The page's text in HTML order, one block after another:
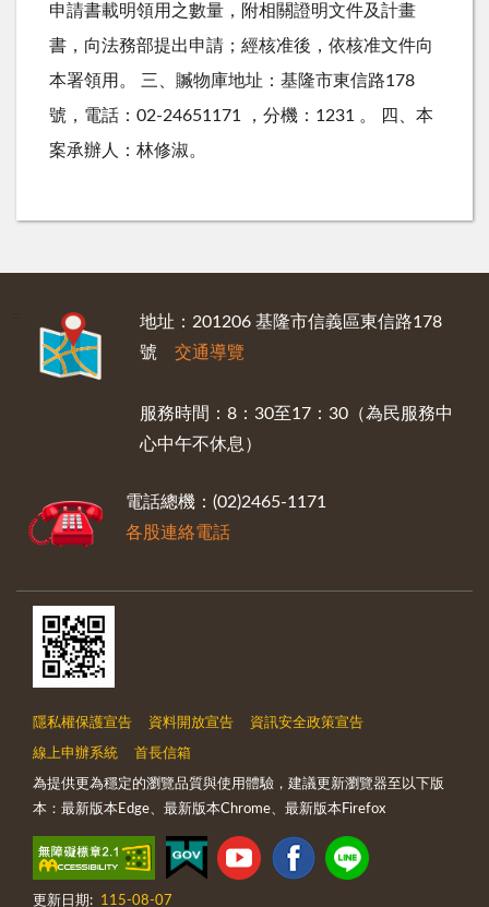
申請書載明領用之數量，附相關證明文件及計畫
書，向法務部提出申請；經核准後，依核准文件向
本署領用。 三、贓物庫地址：基隆市東信路178
號，電話：02-24651171 ，分機：1231 。 四、本
案承辦人：林修淑。
地址：201206 基隆市信義區東信路178
號 交通導覽
服務時間：8：30至17：30（為民服務中
心中午不休息）
電話總機：(02)2465-1171
各股連絡電話
隱私權保護宣告 資料開放宣告 資訊安全政策宣告
線上申辦系統 首長信箱
為提供更為穩定的瀏覽品質與使用體驗，建議更新瀏覽器至以下版
本：最新版本Edge、最新版本Chrome、最新版本Firefox
更新日期: 115-08-07